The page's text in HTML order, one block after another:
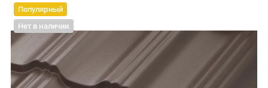
Популярный
Нет в наличии